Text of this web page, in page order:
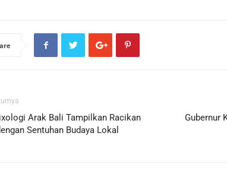
Arak Bali Tampilkan Racikan
Sentuhan Budaya Lokal
Gubernur